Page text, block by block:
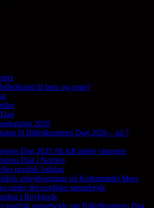
række aktører på tværs af
fødekæde
til børn og unge?
2026
til Billedkunstens Dag 2026 – på 7
Dag 2025 fik luft under vingerne
Dag i Norden
nordisk fodslag
arbejdsseminar på Kulturmødet Mors
under det nordiske samarbejde
i Reykjavik
nordisk samarbejde om Billedkunstens Dag